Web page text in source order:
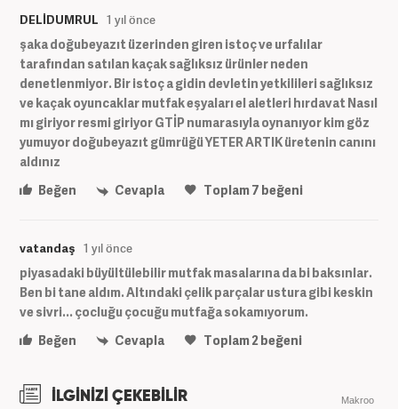
DELİDUMRUL 1 yıl önce
şaka doğubeyazıt üzerinden giren istoç ve urfalılar
tarafından satılan kaçak sağlıksız ürünler neden
denetlenmiyor. Bir istoç a gidin devletin yetkilileri sağlıksız
ve kaçak oyuncaklar mutfak eşyaları el aletleri hırdavat Nasıl
mı giriyor resmi giriyor GTİP numarasıyla oynanıyor kim göz
yumuyor doğubeyazıt gümrüğü YETER ARTIK üretenin canını
aldınız
Beğen
Cevapla Toplam7 beğeni
vatandaş 1 yıl önce
piyasadaki büyültülebilir mutfak masalarına da bi baksınlar.
Ben bi tane aldım. Altındaki çelik parçalar ustura gibi keskin
ve sivri... çocluğu çocuğu mutfağa sokamıyorum.
Beğen
Cevapla Toplam2 beğeni
İLGİNİZİ ÇEKEBİLİR Makroo